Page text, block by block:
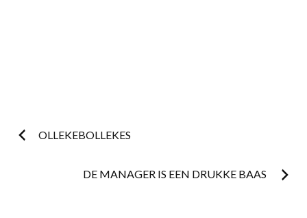
Postnavigatie
OLLEKEBOLLEKES
DE MANAGER IS EEN DRUKKE BAAS